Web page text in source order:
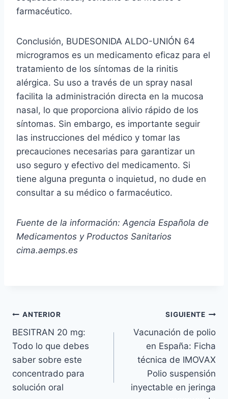
farmacéutico.
Conclusión, BUDESONIDA ALDO-UNIÓN 64
microgramos es un medicamento eficaz para el
tratamiento de los síntomas de la rinitis
alérgica. Su uso a través de un spray nasal
facilita la administración directa en la mucosa
nasal, lo que proporciona alivio rápido de los
síntomas. Sin embargo, es importante seguir
las instrucciones del médico y tomar las
precauciones necesarias para garantizar un
uso seguro y efectivo del medicamento. Si
tiene alguna pregunta o inquietud, no dude en
consultar a su médico o farmacéutico.
Fuente de la información: Agencia Española de
Medicamentos y Productos Sanitarios
cima.aemps.es
Navegación
de
entradas
ANTERIOR
BESITRAN 20 mg:
Todo lo que debes
saber sobre este
concentrado para
solución oral
SIGUIENTE
Vacunación de polio
en España: Ficha
técnica de IMOVAX
Polio suspensión
inyectable en jeringa